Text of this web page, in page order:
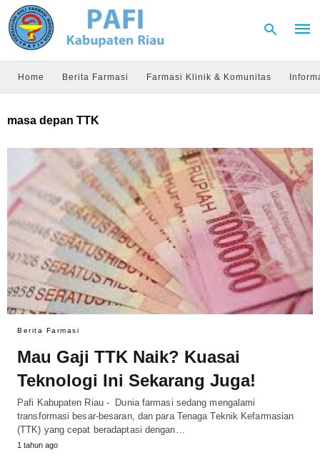
and
hit
Home Berita Farmasi Farmasi Klinik & Komunitas
masa depan TTK
Berita Farmasi
Mau Gaji TTK Naik? Kuasai
Teknologi Ini Sekarang Juga!
Pafi Kabupaten Riau - Dunia farmasi sedang mengalami
transformasi besar-besaran, dan para Tenaga Teknik Kefarmasian
(TTK) yang cepat beradaptasi dengan…
1 tahun ago